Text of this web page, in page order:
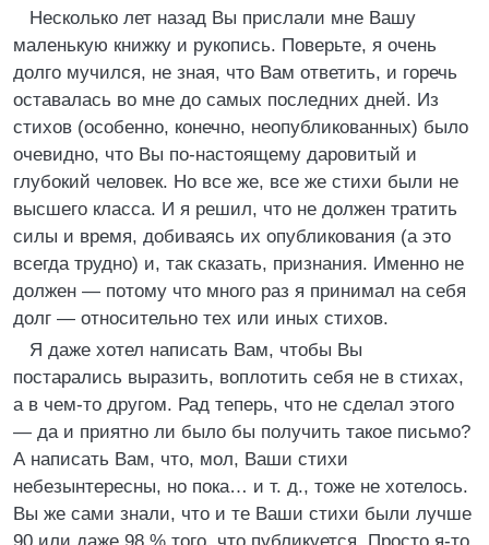
Несколько лет назад Вы прислали мне Вашу
маленькую книжку и рукопись. Поверьте, я очень
долго мучился, не зная, что Вам ответить, и горечь
оставалась во мне до самых последних дней. Из
стихов (особенно, конечно, неопубликованных) было
очевидно, что Вы по-настоящему даровитый и
глубокий человек. Но все же, все же стихи были не
высшего класса. И я решил, что не должен тратить
силы и время, добиваясь их опубликования (а это
всегда трудно) и, так сказать, признания. Именно не
должен — потому что много раз я принимал на себя
долг — относительно тех или иных стихов.
Я даже хотел написать Вам, чтобы Вы
постарались выразить, воплотить себя не в стихах,
а в чем-то другом. Рад теперь, что не сделал этого
— да и приятно ли было бы получить такое письмо?
А написать Вам, что, мол, Ваши стихи
небезынтересны, но пока… и т. д., тоже не хотелось.
Вы же сами знали, что и те Ваши стихи были лучше